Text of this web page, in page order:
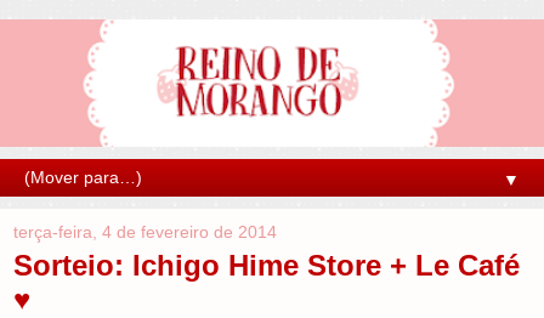
▼
terça-feira, 4 de fevereiro de 2014
Sorteio: Ichigo Hime Store + Le Café
♥